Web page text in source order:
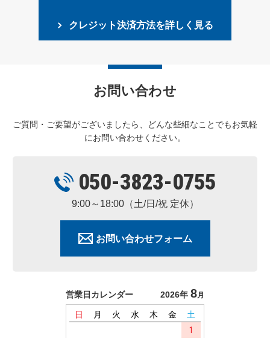
クレジット決済方法を詳しく見る
お問い合わせ
ご質問・ご要望がございましたら、どんな些細なことでもお気軽
にお問い合わせください。
営業日カレンダー 2026年 8月
日 月 火 水 木 金
土
1
050-3823-0755
9:00～18:00（土/日/祝 定休）
お問い合わせフォーム